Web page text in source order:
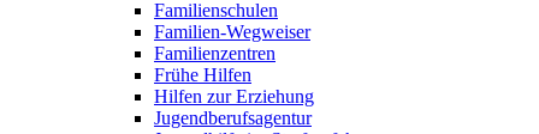
Familienschulen
Familien-Wegweiser
Familienzentren
Frühe Hilfen
Hilfen zur Erziehung
Jugendberufsagentur